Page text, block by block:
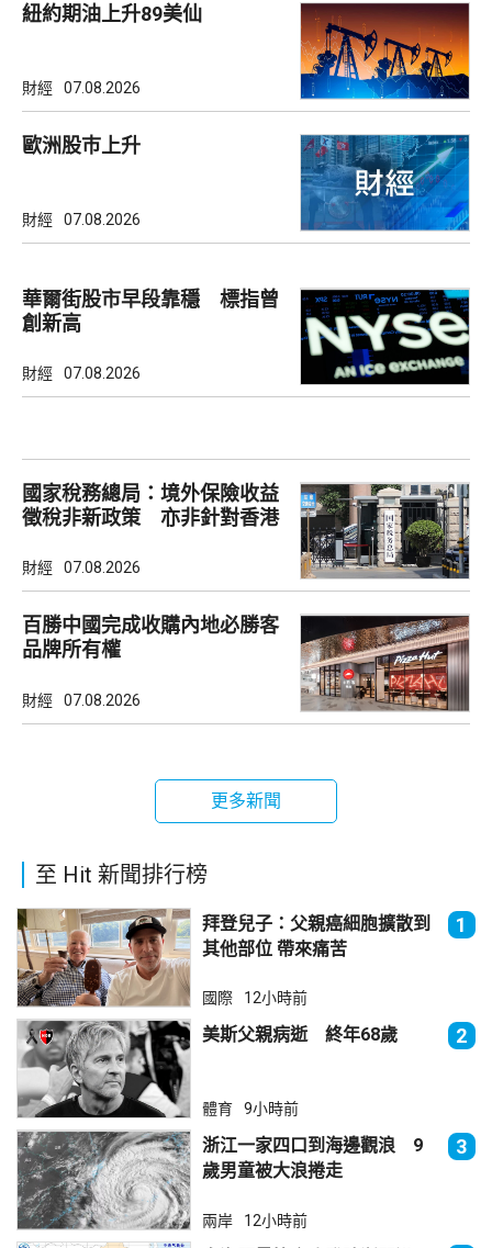
紐約期油上升89美仙
財經 07.08.2026
歐洲股巿上升
財經 07.08.2026
華爾街股市早段靠穩 標指曾
創新高
財經 07.08.2026
國家稅務總局：境外保險收益
徵稅非新政策 亦非針對香港
財經 07.08.2026
百勝中國完成收購內地必勝客
品牌所有權
財經 07.08.2026
更多新聞
至 Hit 新聞排行榜
拜登兒子：父親癌細胞擴散到
其他部位 帶來痛苦
1
國際 12小時前
美斯父親病逝 終年68歲 2
體育 9小時前
浙江一家四口到海邊觀浪 9
歲男童被大浪捲走
3
兩岸 12小時前